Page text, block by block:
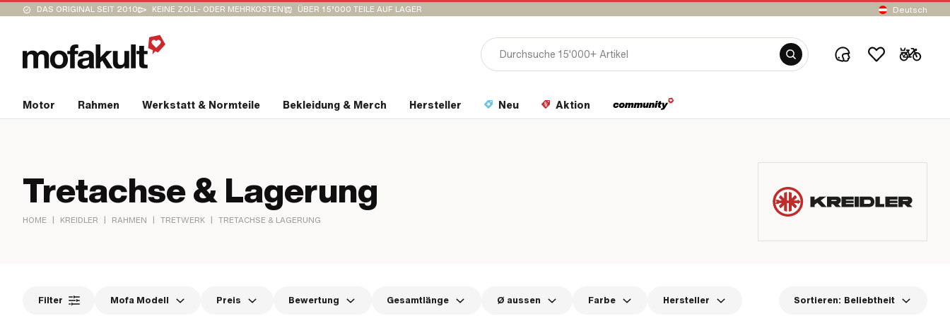
DAS ORIGINAL SEIT 2010 KEINE ZOLL- ODER MEHRKOSTEN ÜBER 15’000 TEILE AUF LAGER Deutsch
Motor Rahmen Werkstatt & Normteile Bekleidung & Merch Hersteller Neu Aktion
Tretachse & Lagerung
HOME | KREIDLER | RAHMEN | TRETWERK | TRETACHSE & LAGERUNG
Filter Mofa Modell Preis Bewertung Gesamtlänge Ø aussen Farbe Hersteller Sortieren: Beliebtheit